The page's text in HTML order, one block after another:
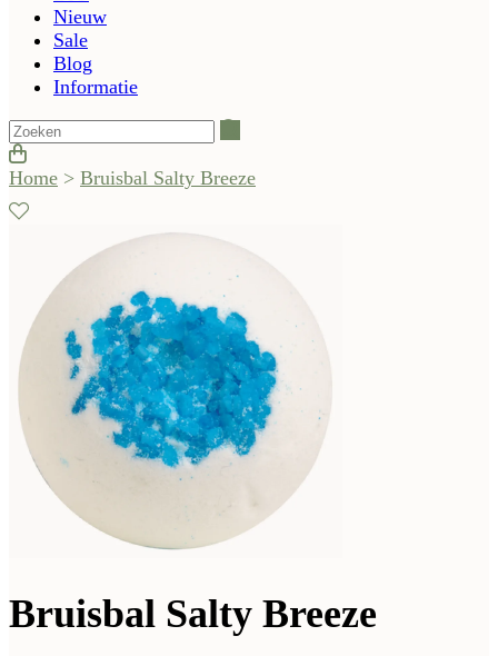
Nieuw
Sale
Blog
Informatie
Home > Bruisbal Salty Breeze
Bruisbal Salty Breeze